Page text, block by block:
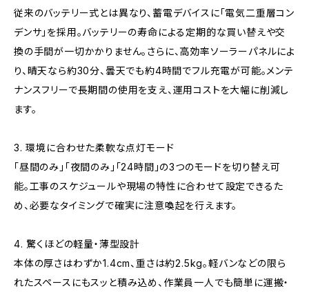
従来のバッテリー式とは異なり、蓄電デバイスに「電気二重層コン
デンサ」を採用。バッテリーの寿命による定期的な買い替えや交
換の手間が一切かかりません。さらに、高効率ソーラーパネルによ
り、晴天なら約30分、曇天でも約4時間でフル充電が可能。メンテ
ナンスフリーで長期間の使用を支え、運用コストを大幅に削減し
ます。
3. 環境に合わせた柔軟な点灯モード
「昼間のみ」「夜間のみ」「24時間」の3つのモードを切り替え可
能。工事のスケジュールや現場の特性に合わせて設定できるた
め、必要なタイミングで確実に注意喚起を行えます。
4. 驚くほどの軽量・薄型設計
本体の厚さはわずか1.4cm、重さは約2.5kg。軽バンなどの限ら
れたスペースにもスッと積み込め、作業員一人でも簡単に運搬・